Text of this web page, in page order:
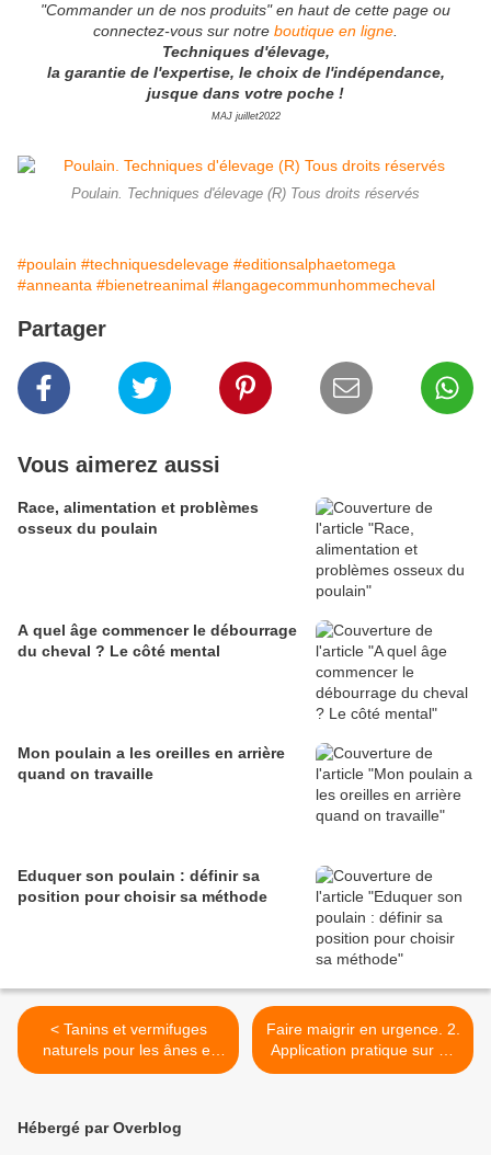
"Commander un de nos produits" en haut de cette page ou
connectez-vous sur notre boutique en ligne
Techniques d'élevage,
la garantie de l'expertise, le choix de l'indépendance,
jusque dans votre poche !
MAJ juillet2022
Poulain. Techniques d'élevage (R) Tous droits réservés
#poulain #techniquesdelevage #editionsalphaetomega
#anneanta #bienetreanimal #langagecommunhommecheval
Partager
Vous aimerez aussi
Race, alimentation et problèmes
osseux du poulain
A quel âge commencer le débourrage
du cheval ? Le côté mental
Mon poulain a les oreilles en arrière
quand on travaille
Eduquer son poulain : définir sa
position pour choisir sa méthode
< Tanins et vermifuges
naturels pour les ânes et
les chevaux
Faire maigrir en urgence. 2.
Application pratique sur un
cheval au pré >
Hébergé par Overblog